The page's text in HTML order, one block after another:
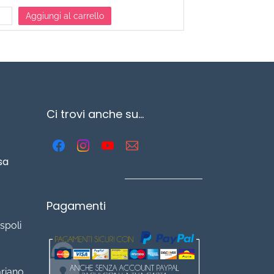
Aggiungi al carrello
Ci trovi anche su...
Pagamenti